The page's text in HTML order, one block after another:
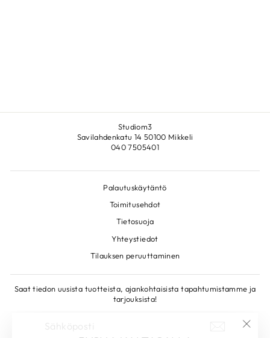
Studiom3
Savilahdenkatu 14 50100 Mikkeli
040 7505401
Palautuskäytäntö
Toimitusehdot
Tietosuoja
Yhteystiedot
Tilauksen peruuttaminen
Saat tiedon uusista tuotteista, ajankohtaisista tapahtumistamme ja
tarjouksista!